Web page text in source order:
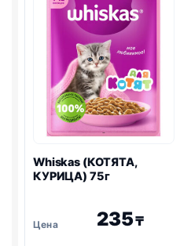
Whiskas (КОТЯТА,
КУРИЦА) 75г
235₸